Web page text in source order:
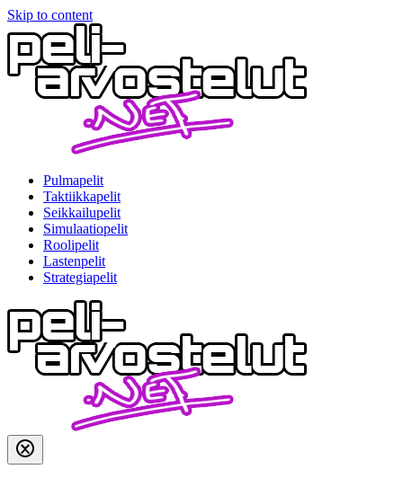
Skip to content
Pulmapelit
Taktiikkapelit
Seikkailupelit
Simulaatiopelit
Roolipelit
Lastenpelit
Strategiapelit